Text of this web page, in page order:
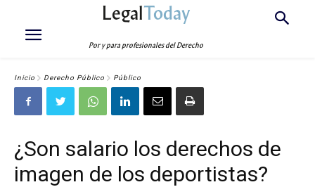
LegalToday
Por y para profesionales del Derecho
Inicio Derecho Público Público
¿Son salario los derechos de
imagen de los deportistas?